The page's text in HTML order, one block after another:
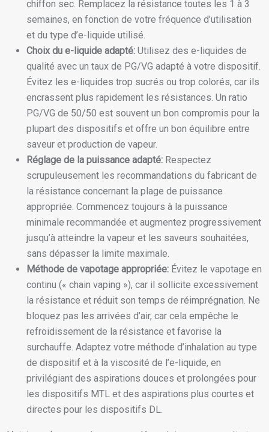
chiffon sec. Remplacez la résistance toutes les 1 à 3
semaines, en fonction de votre fréquence d’utilisation
et du type d’e-liquide utilisé.
Choix du e-liquide adapté: Utilisez des e-liquides de
qualité avec un taux de PG/VG adapté à votre dispositif.
Évitez les e-liquides trop sucrés ou trop colorés, car ils
encrassent plus rapidement les résistances. Un ratio
PG/VG de 50/50 est souvent un bon compromis pour la
plupart des dispositifs et offre un bon équilibre entre
saveur et production de vapeur.
Réglage de la puissance adapté: Respectez
scrupuleusement les recommandations du fabricant de
la résistance concernant la plage de puissance
appropriée. Commencez toujours à la puissance
minimale recommandée et augmentez progressivement
jusqu’à atteindre la vapeur et les saveurs souhaitées,
sans dépasser la limite maximale.
Méthode de vapotage appropriée: Évitez le vapotage en
continu (« chain vaping »), car il sollicite excessivement
la résistance et réduit son temps de réimprégnation. Ne
bloquez pas les arrivées d’air, car cela empêche le
refroidissement de la résistance et favorise la
surchauffe. Adaptez votre méthode d’inhalation au type
de dispositif et à la viscosité de l’e-liquide, en
privilégiant des aspirations douces et prolongées pour
les dispositifs MTL et des aspirations plus courtes et
directes pour les dispositifs DL.